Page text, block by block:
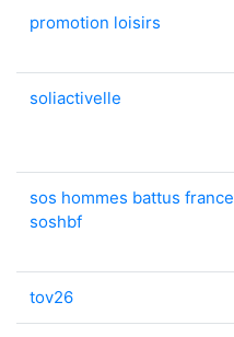
promotion loisirs
soliactivelle
sos hommes battus france
soshbf
tov26